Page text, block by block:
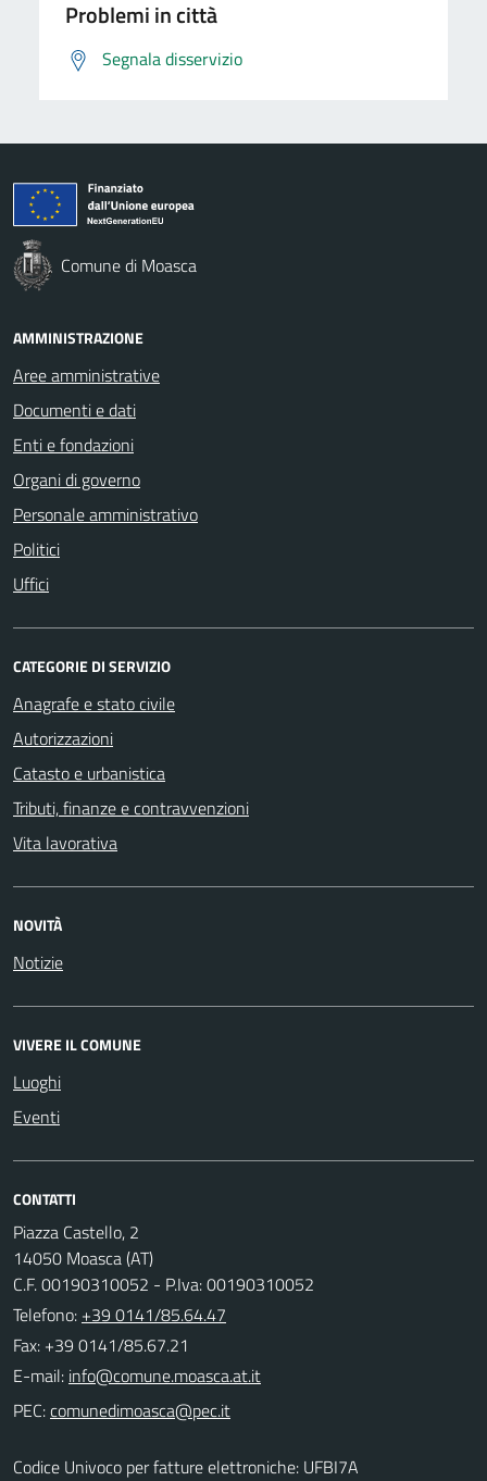
Problemi in città
Segnala disservizio
Comune di Moasca
AMMINISTRAZIONE
Aree amministrative
Documenti e dati
Enti e fondazioni
Organi di governo
Personale amministrativo
Politici
Uffici
CATEGORIE DI SERVIZIO
Anagrafe e stato civile
Autorizzazioni
Catasto e urbanistica
Tributi, finanze e contravvenzioni
Vita lavorativa
NOVITÀ
Notizie
VIVERE IL COMUNE
Luoghi
Eventi
CONTATTI
Piazza Castello, 2
14050 Moasca (AT)
C.F. 00190310052 - P.Iva: 00190310052
Telefono: +39 0141/85.64.47
Fax: +39 0141/85.67.21
E-mail:
PEC:
Codice Univoco per fatture elettroniche: UFBI7A